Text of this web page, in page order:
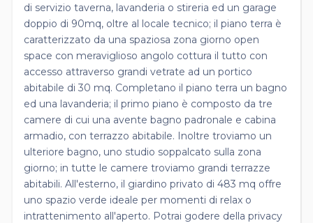
di servizio taverna, lavanderia o stireria ed un garage
doppio di 90mq, oltre al locale tecnico; il piano terra è
caratterizzato da una spaziosa zona giorno open
space con meraviglioso angolo cottura il tutto con
accesso attraverso grandi vetrate ad un portico
abitabile di 30 mq. Completano il piano terra un bagno
ed una lavanderia; il primo piano è composto da tre
camere di cui una avente bagno padronale e cabina
armadio, con terrazzo abitabile. Inoltre troviamo un
ulteriore bagno, uno studio soppalcato sulla zona
giorno; in tutte le camere troviamo grandi terrazze
abitabili. All'esterno, il giardino privato di 483 mq offre
uno spazio verde ideale per momenti di relax o
intrattenimento all'aperto. Potrai godere della privacy